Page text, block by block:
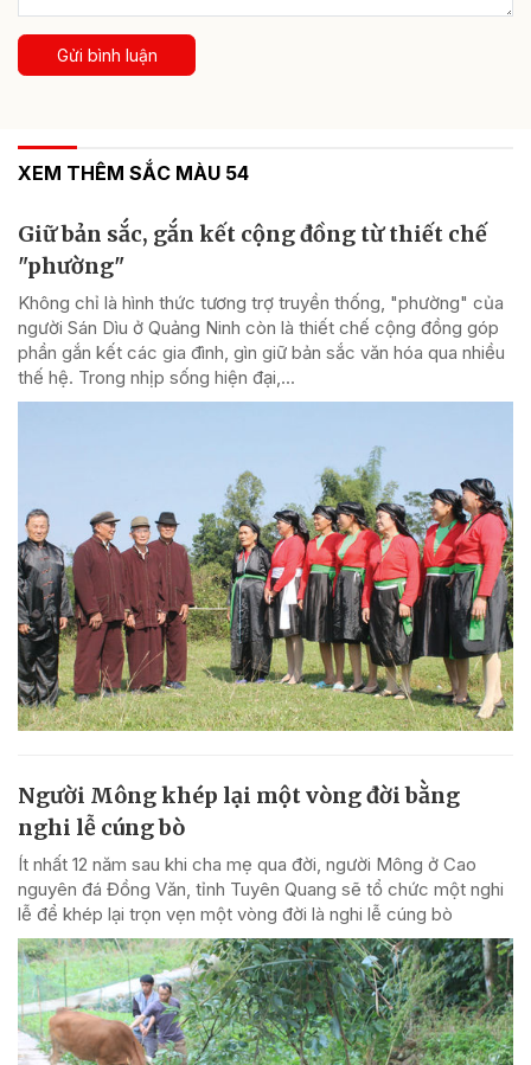
Gửi bình luận
XEM THÊM SẮC MÀU 54
Giữ bản sắc, gắn kết cộng đồng từ thiết chế
"phường"
Không chỉ là hình thức tương trợ truyền thống, "phường" của
người Sán Dìu ở Quảng Ninh còn là thiết chế cộng đồng góp
phần gắn kết các gia đình, gìn giữ bản sắc văn hóa qua nhiều
thế hệ. Trong nhịp sống hiện đại,...
Người Mông khép lại một vòng đời bằng
nghi lễ cúng bò
Ít nhất 12 năm sau khi cha mẹ qua đời, người Mông ở Cao
nguyên đá Đồng Văn, tỉnh Tuyên Quang sẽ tổ chức một nghi
lễ để khép lại trọn vẹn một vòng đời là nghi lễ cúng bò